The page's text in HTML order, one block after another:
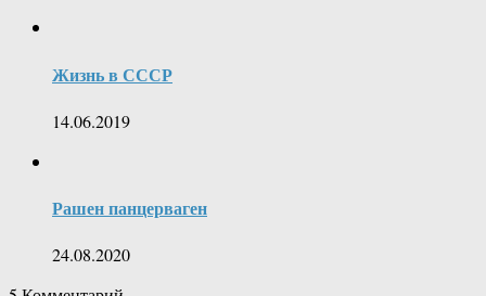
Жизнь в СССР
14.06.2019
Рашен панцерваген
24.08.2020